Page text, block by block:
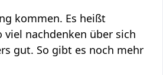
kommen. Es heißt
viel nachdenken über sich
gut. So gibt es noch mehr